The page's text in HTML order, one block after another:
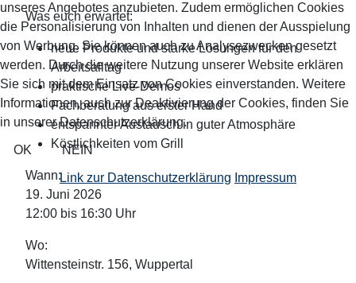
Was euch erwartet:
neue Produkte und starke Lösungen für den
Arbeitsalltag
praktische Live-Demos
Fachberatung aus erster Hand
entspannter Austausch in guter Atmosphäre
Köstlichkeiten vom Grill
Wann:
19. Juni 2026
12:00 bis 16:30 Uhr
Wo:
Wittensteinstr. 156, Wuppertal
unseres Angebotes anzubieten. Zudem ermöglichen Cookies
die Personalisierung von Inhalten und dienen der Ausspielung
von Werbung. Sie können auch zu Analysezwecken gesetzt
werden. Durch die weitere Nutzung unserer Website erklären
Sie sich mit dem Einsatz von Cookies einverstanden. Weitere
Informationen, auch zur Deaktivierung der Cookies, finden Sie
in unserer Datenschutzerklärung.
OK NEIN
Link zur Datenschutzerklärung Impressum